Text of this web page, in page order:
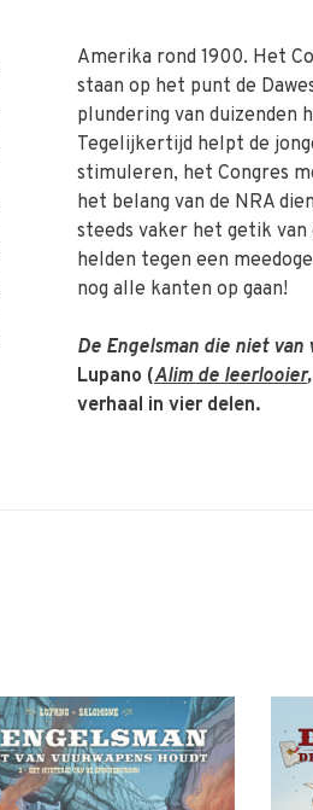
Amerika rond 1900. Het
staan op het punt de
plundering van duizenden
Tegelijkertijd helpt de
stimuleren, het Congres
het belang van de NRA
steeds vaker het getik
helden tegen een
nog alle kanten op gaan!
De Engelsman die niet van
Lupano (Alim de leerlooier,
verhaal in vier delen.